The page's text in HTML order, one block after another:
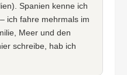
Spanien kenne ich
ich fahre mehrmals im
Meer und den
schreibe, hab ich